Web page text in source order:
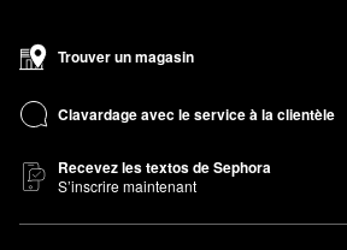
Trouver un magasin
Clavardage avec le service à la clientèle
Recevez les textos de Sephora
S’inscrire maintenant